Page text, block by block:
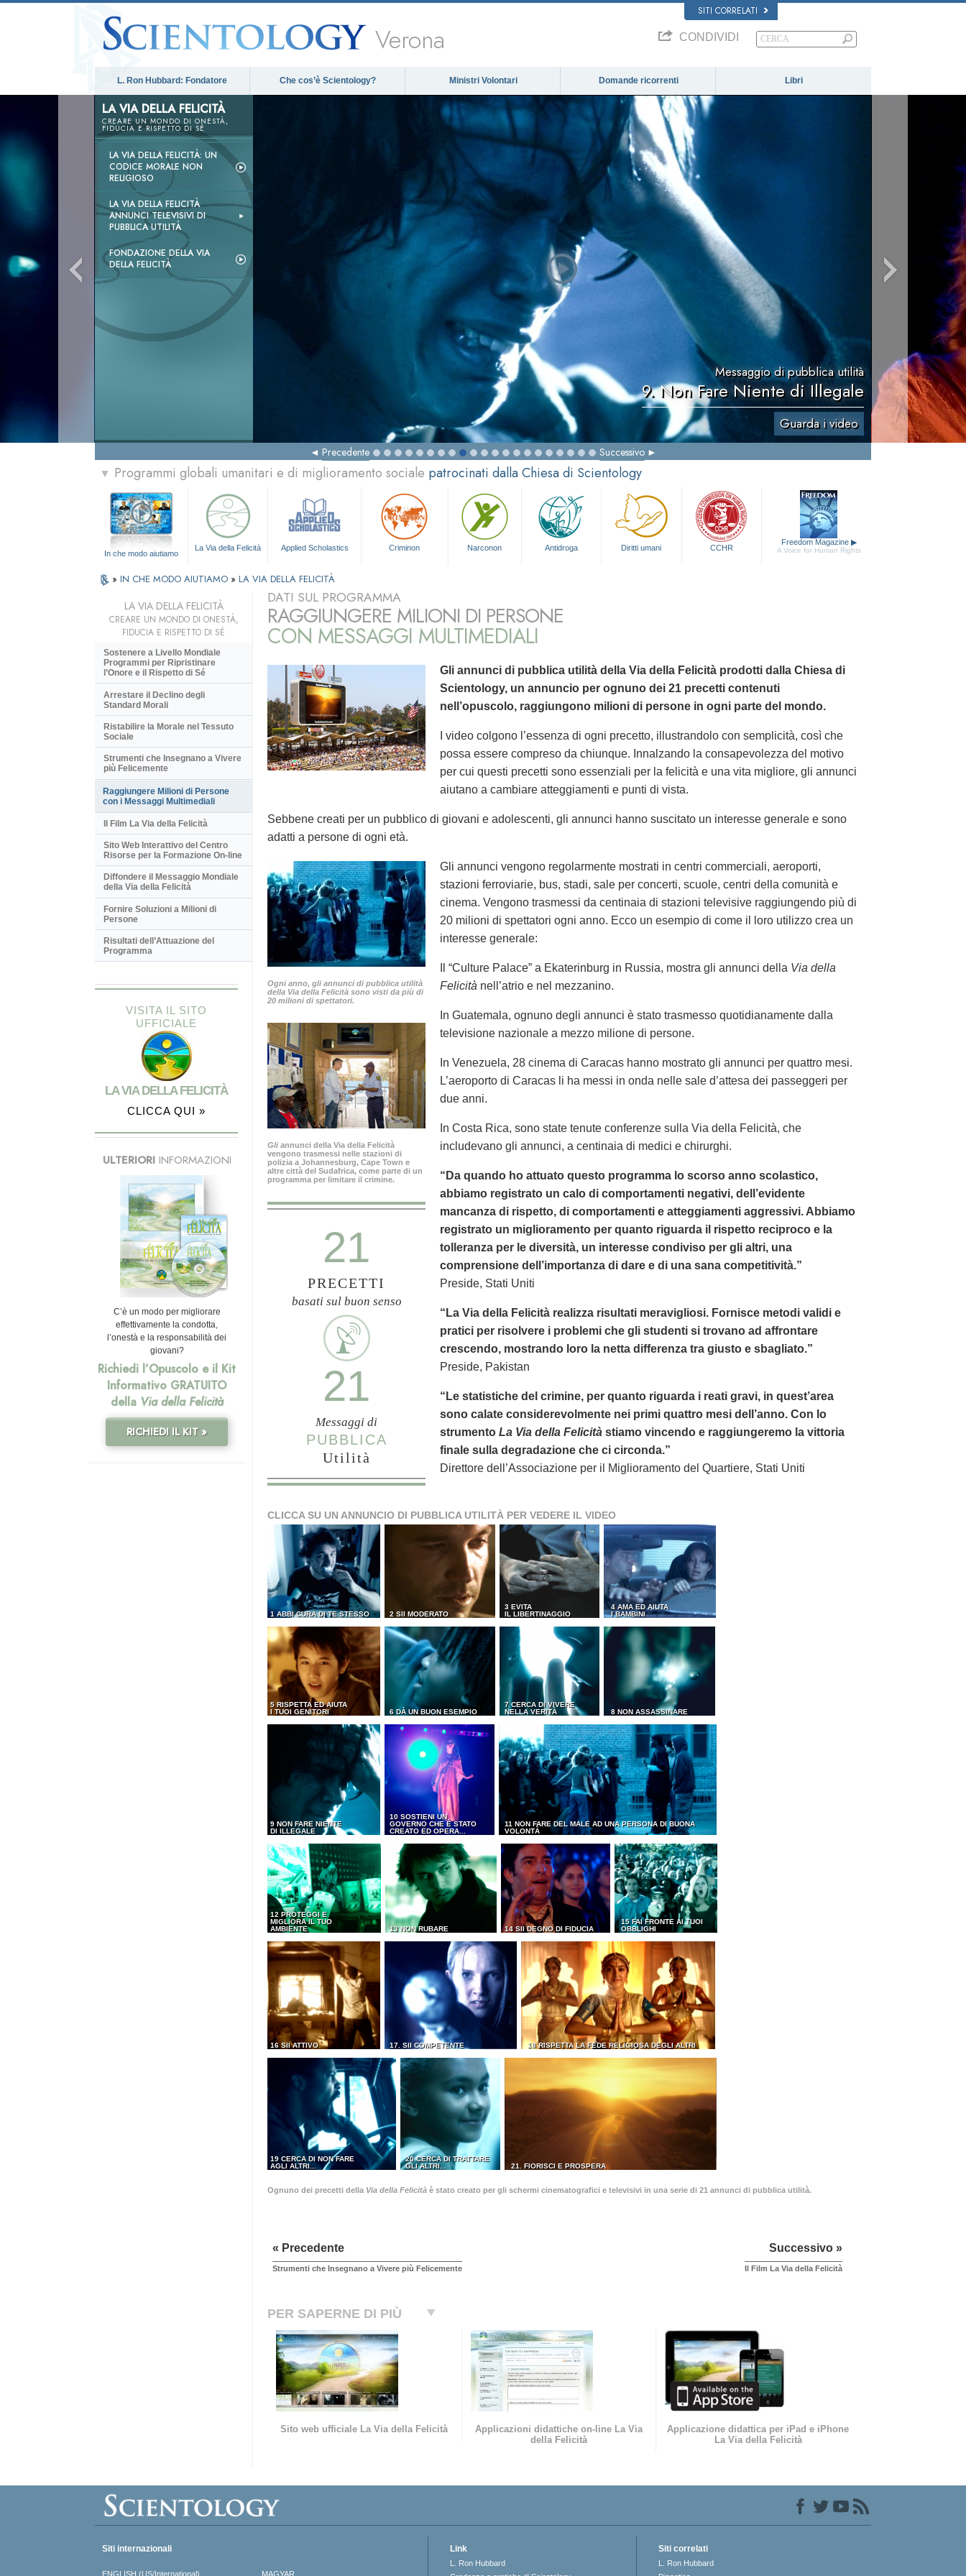
SITI CORRELATI
Verona CONDIVIDI
L. Ron Hubbard: Fondatore Che cos’è Scientology? Ministri Volontari Domande ricorrenti Libri
LA VIA DELLA FELICITÀ
CREARE UN MONDO DI ONESTÀ,
FIDUCIA E RISPETTO DI SÉ
LA VIA DELLA FELICITÀ: UN
CODICE MORALE NON
RELIGIOSO
LA VIA DELLA FELICITÀ
ANNUNCI TELEVISIVI DI
PUBBLICA UTILITÀ
FONDAZIONE DELLA VIA
DELLA FELICITÀ
Messaggio di pubblica utilità
9. Non Fare Niente di Illegale
Guarda i video
Precedente Successivo
▼ Programmi globali umanitari e di miglioramento sociale patrocinati dalla Chiesa di Scientology
In che modo aiutiamo
La Via della Felicità Applied Scholastics Criminon Narconon Antidroga Diritti umani CCHR
Freedom Magazine ▶
A Voice for Human Rights
» IN CHE MODO AIUTIAMO » LA VIA DELLA FELICITÀ
DATI SUL PROGRAMMA
RAGGIUNGERE MILIONI DI PERSONE
CON MESSAGGI MULTIMEDIALI
Gli annunci di pubblica utilità della Via della Felicità prodotti dalla Chiesa di
Scientology, un annuncio per ognuno dei 21 precetti contenuti
nell’opuscolo, raggiungono milioni di persone in ogni parte del mondo.
I video colgono l’essenza di ogni precetto, illustrandolo con semplicità, così che
possa essere compreso da chiunque. Innalzando la consapevolezza del motivo
per cui questi precetti sono essenziali per la felicità e una vita migliore, gli annunci
aiutano a cambiare atteggiamenti e punti di vista.
Sebbene creati per un pubblico di giovani e adolescenti, gli annunci hanno suscitato un interesse generale e sono
adatti a persone di ogni età.
Ogni anno, gli annunci di pubblica utilità
della Via della Felicità sono visti da più di
20 milioni di spettatori.
Gli annunci della Via della Felicità
vengono trasmessi nelle stazioni di
polizia a Johannesburg, Cape Town e
altre città del Sudafrica, come parte di un
programma per limitare il crimine.
Gli annunci vengono regolarmente mostrati in centri commerciali, aeroporti,
stazioni ferroviarie, bus, stadi, sale per concerti, scuole, centri della comunità e
cinema. Vengono trasmessi da centinaia di stazioni televisive raggiungendo più di
20 milioni di spettatori ogni anno. Ecco un esempio di come il loro utilizzo crea un
interesse generale:
Il “Culture Palace” a Ekaterinburg in Russia, mostra gli annunci della Via della
Felicità nell’atrio e nel mezzanino.
In Guatemala, ognuno degli annunci è stato trasmesso quotidianamente dalla
televisione nazionale a mezzo milione di persone.
In Venezuela, 28 cinema di Caracas hanno mostrato gli annunci per quattro mesi.
L’aeroporto di Caracas li ha messi in onda nelle sale d’attesa dei passeggeri per
due anni.
In Costa Rica, sono state tenute conferenze sulla Via della Felicità, che
includevano gli annunci, a centinaia di medici e chirurghi.
21
PRECETTI
basati sul buon senso
21
Messaggi di
PUBBLICA
Utilità
“Da quando ho attuato questo programma lo scorso anno scolastico,
abbiamo registrato un calo di comportamenti negativi, dell’evidente
mancanza di rispetto, di comportamenti e atteggiamenti aggressivi. Abbiamo
registrato un miglioramento per quanto riguarda il rispetto reciproco e la
tolleranza per le diversità, un interesse condiviso per gli altri, una
comprensione dell’importanza di dare e di una sana competitività.”
Preside, Stati Uniti
“La Via della Felicità realizza risultati meravigliosi. Fornisce metodi validi e
pratici per risolvere i problemi che gli studenti si trovano ad affrontare
crescendo, mostrando loro la netta differenza tra giusto e sbagliato.”
Preside, Pakistan
“Le statistiche del crimine, per quanto riguarda i reati gravi, in quest’area
sono calate considerevolmente nei primi quattro mesi dell’anno. Con lo
strumento La Via della Felicità stiamo vincendo e raggiungeremo la vittoria
finale sulla degradazione che ci circonda.”
Direttore dell’Associazione per il Miglioramento del Quartiere, Stati Uniti
CLICCA SU UN ANNUNCIO DI PUBBLICA UTILITÀ PER VEDERE IL VIDEO
1 ABBI CURA DI TE STESSO 2 SII MODERATO
3 EVITA
IL LIBERTINAGGIO
4 AMA ED AIUTA
I BAMBINI
5 RISPETTA ED AIUTA
I TUOI GENITORI
6 DÀ UN BUON ESEMPIO
7 CERCA DI VIVERE
NELLA VERITÀ
8 NON ASSASSINARE
9 NON FARE NIENTE
DI ILLEGALE
10 SOSTIENI UN
GOVERNO CHE È STATO
CREATO ED OPERA...
11 NON FARE DEL MALE AD UNA PERSONA DI BUONA
VOLONTÀ
12 PROTEGGI E
MIGLIORA IL TUO
AMBIENTE
13 NON RUBARE 14 SII DEGNO DI FIDUCIA
15 FAI FRONTE AI TUOI
OBBLIGHI
16 SII ATTIVO 17. SII COMPETENTE 18 RISPETTA LA FEDE RELIGIOSA DEGLI ALTRI
19 CERCA DI NON FARE
AGLI ALTRI...
20 CERCA DI TRATTARE
GLI ALTRI...
21. FIORISCI E PROSPERA
Ognuno dei precetti della Via della Felicità è stato creato per gli schermi cinematografici e televisivi in una serie di 21 annunci di pubblica utilità.
« Precedente
Strumenti che Insegnano a Vivere più Felicemente
Successivo »
Il Film La Via della Felicità
PER SAPERNE DI PIÙ
Sito web ufficiale La Via della Felicità
Applicazioni didattiche on-line La Via
della Felicità
Applicazione didattica per iPad e iPhone
La Via della Felicità
LA VIA DELLA FELICITÀ
CREARE UN MONDO DI ONESTÀ,
FIDUCIA E RISPETTO DI SÉ
Sostenere a Livello Mondiale
Programmi per Ripristinare
l’Onore e il Rispetto di Sé
Arrestare il Declino degli
Standard Morali
Ristabilire la Morale nel Tessuto
Sociale
Strumenti che Insegnano a Vivere
più Felicemente
Raggiungere Milioni di Persone
con i Messaggi Multimediali
Il Film La Via della Felicità
Sito Web Interattivo del Centro
Risorse per la Formazione On-line
Diffondere il Messaggio Mondiale
della Via della Felicità
Fornire Soluzioni a Milioni di
Persone
Risultati dell’Attuazione del
Programma
VISITA IL SITO
UFFICIALE
LA VIA DELLA FELICITÀ
CLICCA QUI »
ULTERIORIINFORMAZIONI
C’è un modo per migliorare
effettivamente la condotta,
l’onestà e la responsabilità dei
giovani?
Richiedi l’Opuscolo e il Kit
Informativo GRATUITO
della Via della Felicità
RICHIEDI IL KIT »
Siti internazionali
ENGLISH (US/International) MAGYAR
Link
L. Ron Hubbard
Siti correlati
L. Ron Hubbard